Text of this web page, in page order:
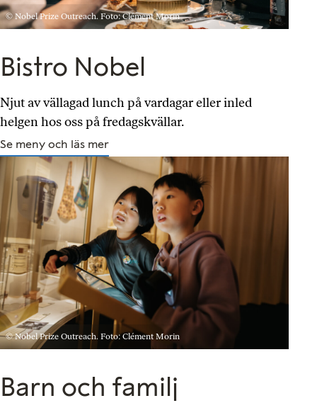
© Nobel Prize Outreach. Foto: Clément Morin
Bistro Nobel
Njut av vällagad lunch på vardagar eller inled
helgen hos oss på fredagskvällar.
Se meny och läs mer
© Nobel Prize Outreach. Foto: Clément Morin
Barn och familj